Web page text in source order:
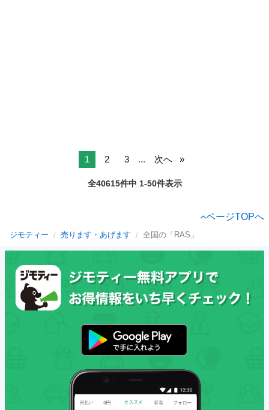
1 2 3 ... 次へ
全40615件中 1-50件表示
ページTOPへ
ジモティー 売ります・あげます 全国の「RAS」